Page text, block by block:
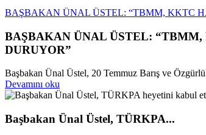
BAŞBAKAN ÜNAL ÜSTEL: “TBMM, KKTC
BAŞBAKAN ÜNAL ÜSTEL:
DURUYOR”
Başbakan Ünal Üstel, 20 Temmuz Barış ve
Devamını oku
Başbakan Ünal Üstel, TÜRKPA...